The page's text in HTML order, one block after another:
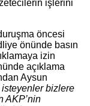
işlerini
öncesi
önünde basın
izin
açıklama
Aysun
bizlere
AKP’nin